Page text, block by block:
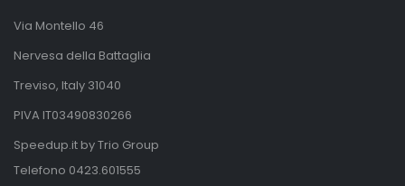
Via Montello 46
Nervesa della Battaglia
Treviso, Italy 31040
PIVA IT03490830266
Speedup.it by Trio Group
Telefono 0423.601555